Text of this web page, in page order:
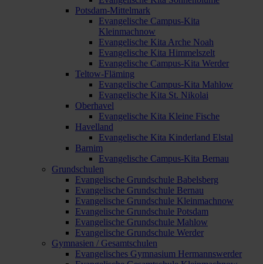
Potsdam-Mittelmark
Evangelische Campus-Kita
Kleinmachnow
Evangelische Kita Arche Noah
Evangelische Kita Himmelszelt
Evangelische Campus-Kita Werder
Teltow-Fläming
Evangelische Campus-Kita Mahlow
Evangelische Kita St. Nikolai
Oberhavel
Evangelische Kita Kleine Fische
Havelland
Evangelische Kita Kinderland Elstal
Barnim
Evangelische Campus-Kita Bernau
Grundschulen
Evangelische Grundschule Babelsberg
Evangelische Grundschule Bernau
Evangelische Grundschule Kleinmachnow
Evangelische Grundschule Potsdam
Evangelische Grundschule Mahlow
Evangelische Grundschule Werder
Gymnasien / Gesamtschulen
Evangelisches Gymnasium Hermannswerder